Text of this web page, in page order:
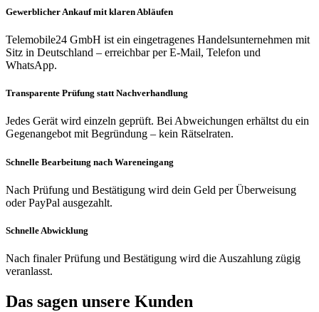
Gewerblicher Ankauf mit klaren Abläufen
Telemobile24 GmbH ist ein eingetragenes Handelsunternehmen mit
Sitz in Deutschland – erreichbar per E-Mail, Telefon und
WhatsApp.
Transparente Prüfung statt Nachverhandlung
Jedes Gerät wird einzeln geprüft. Bei Abweichungen erhältst du ein
Gegenangebot mit Begründung – kein Rätselraten.
Schnelle Bearbeitung nach Wareneingang
Nach Prüfung und Bestätigung wird dein Geld per Überweisung
oder PayPal ausgezahlt.
Schnelle Abwicklung
Nach finaler Prüfung und Bestätigung wird die Auszahlung zügig
veranlasst.
Das sagen unsere Kunden